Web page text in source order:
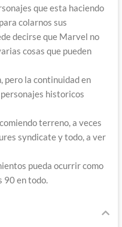
que esta haciendo
colarnos sus
decirse que Marvel no
cosas que pueden
pero la continuidad en
historicos
terreno, a veces
syndicate y todo, a ver
pueda ocurrir como
90 en todo.